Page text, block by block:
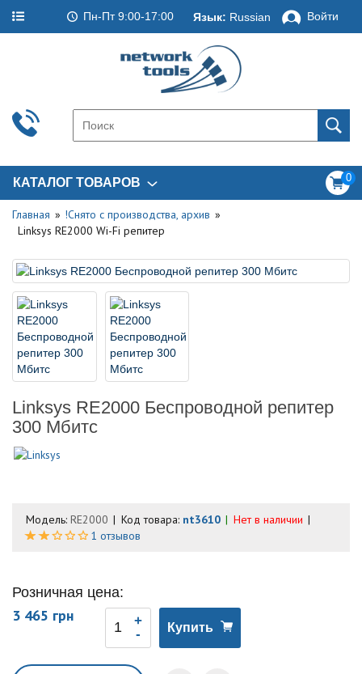
Пн-Пт 9:00-17:00 Язык: Russian Войти
КАТАЛОГ ТОВАРОВ 0
Главная
!Снято с производства, архив
Linksys RE2000 Wi-Fi репитер
Linksys RE2000 Беспроводной репитер
300 Мбитс
Модель: RE2000 Код товара: nt3610
Нет в наличии
1 отзывов
Розничная цена:
3 465 грн
Купить